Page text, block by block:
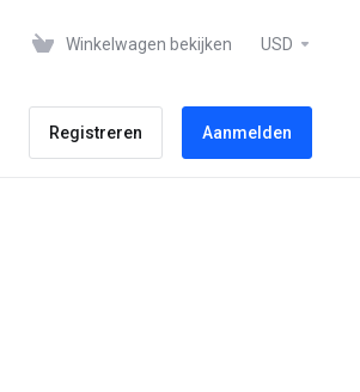
Winkelwagen bekijken USD
Registreren Aanmelden